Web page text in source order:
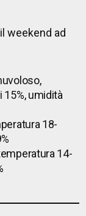
weekend ad
umidità
18-
14-